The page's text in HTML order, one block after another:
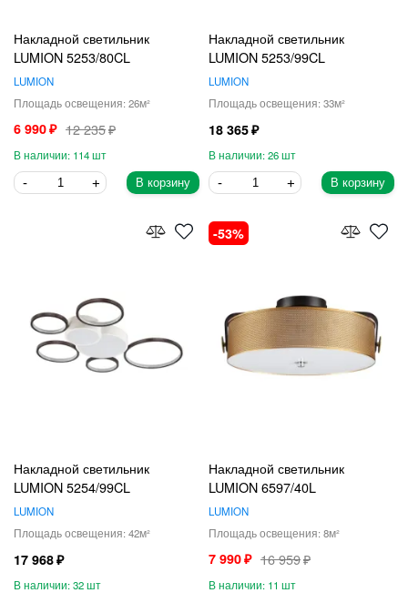
Накладной светильник
LUMION 5253/80CL
LUMION
26
6 990 12 235
114
В корзину
Накладной светильник
LUMION 5253/99CL
LUMION
33
18 365
26
В корзину
Накладной светильник
LUMION 5254/99CL
LUMION
42
17 968
32
Накладной светильник
LUMION 6597/40L
LUMION
8
7 990 16 959
11
53